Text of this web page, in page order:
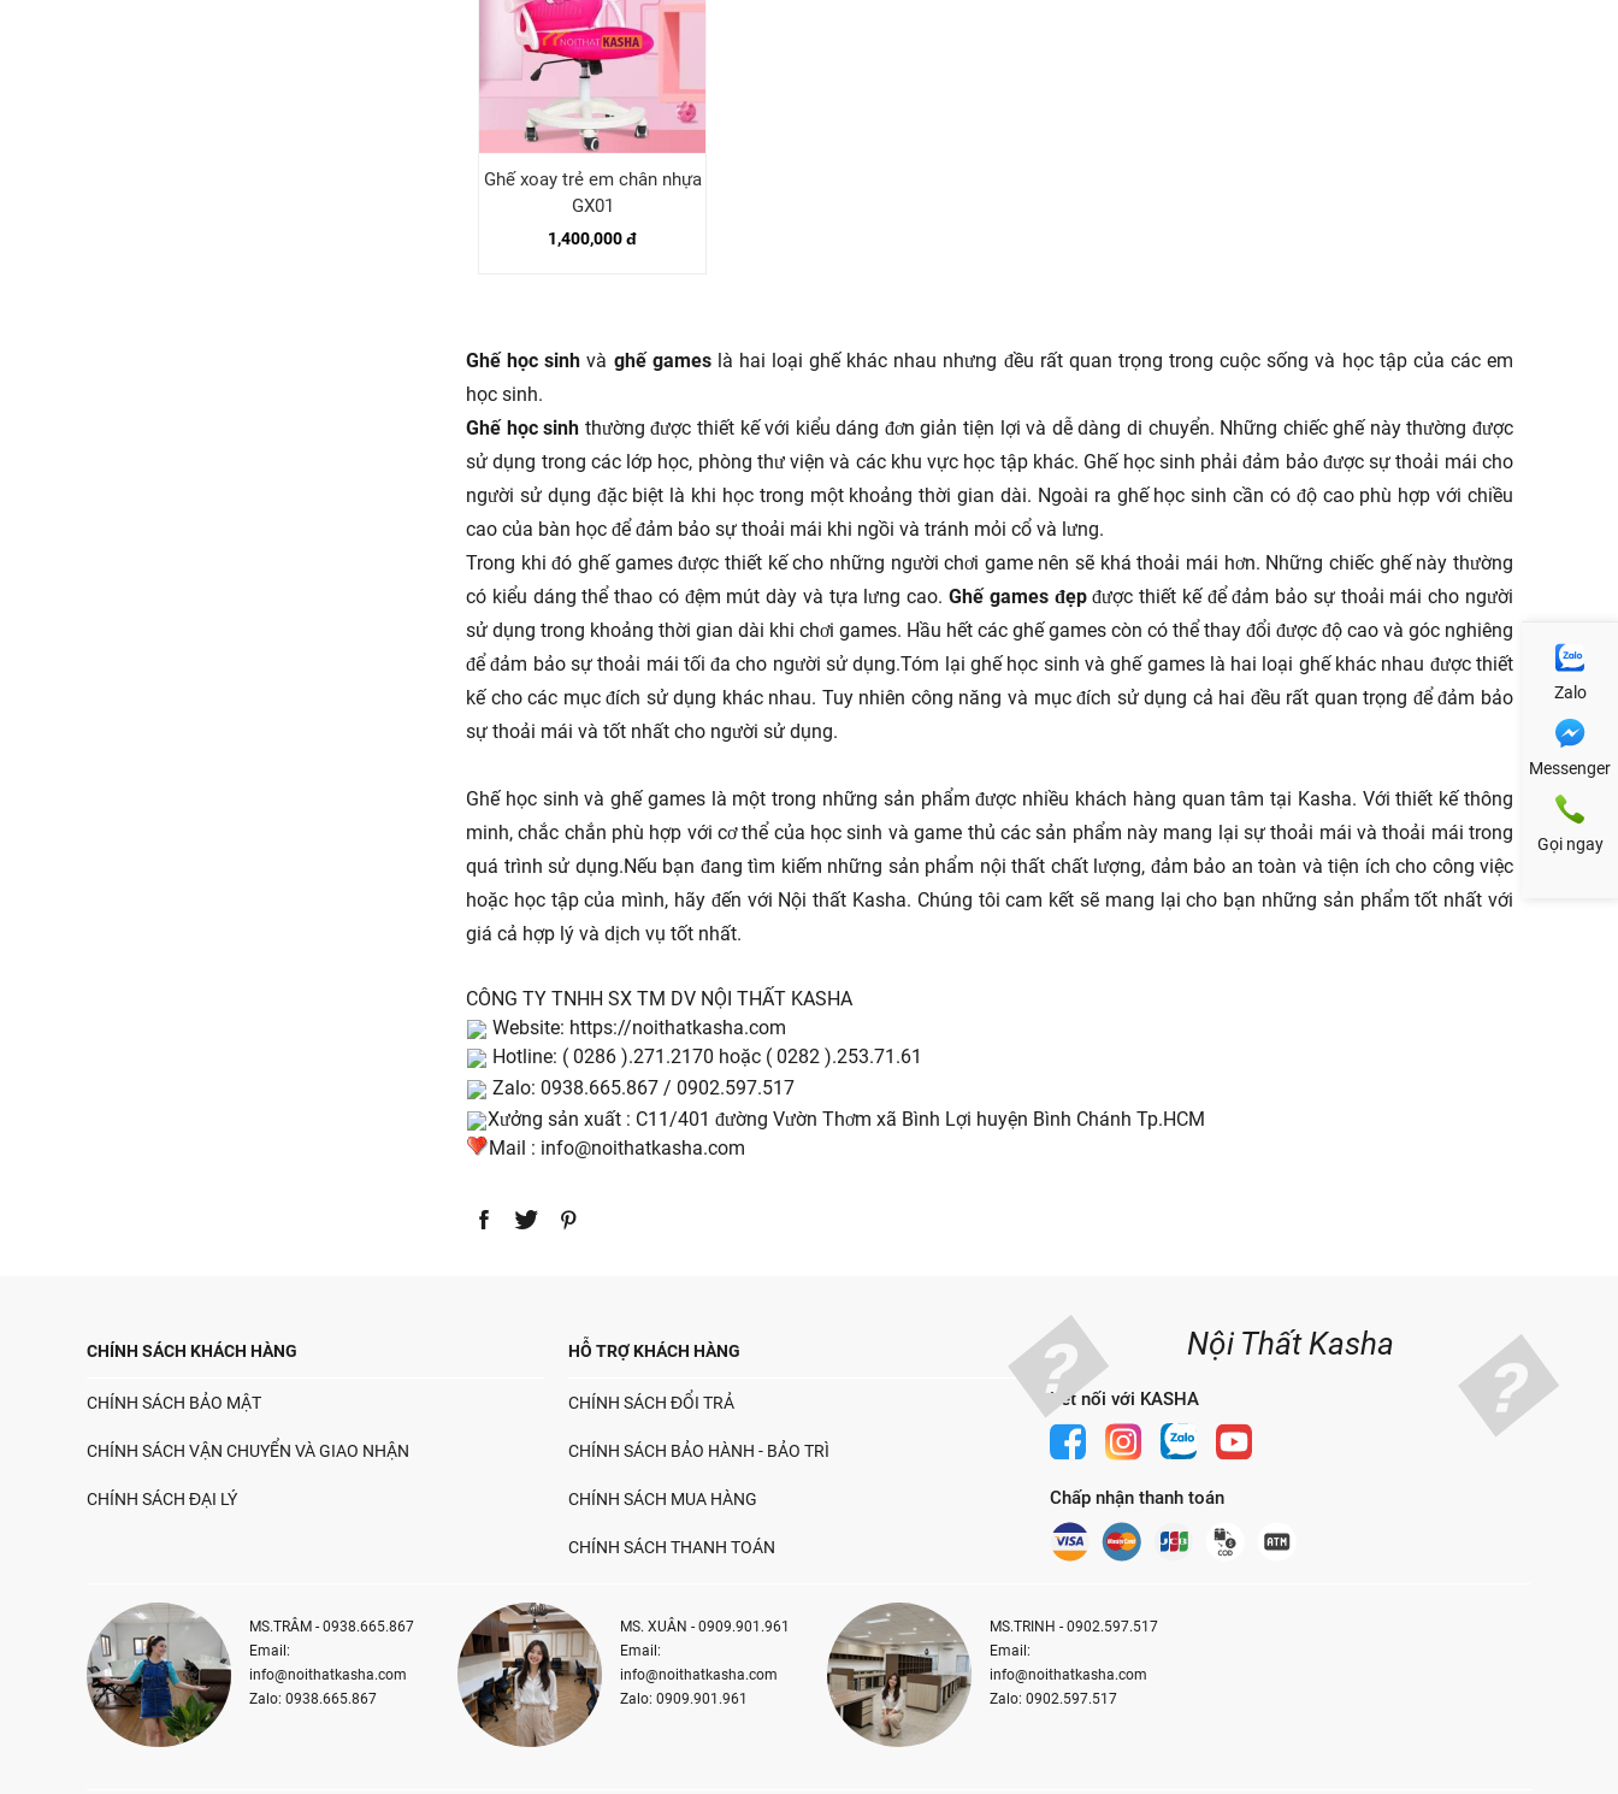
Ghế xoay trẻ em chân nhựa
GX01
1,400,000 đ
Ghế học sinh và ghế gameslà hai loại ghế khác nhau nhưng đều rất quan trọng trong cuộc sống và học tập của các em
học sinh.
Ghế học sinh thường được thiết kế với kiểu dáng đơn giản tiện lợi và dễ dàng di chuyển. Những chiếc ghế này thường được
sử dụng trong các lớp học, phòng thư viện và các khu vực học tập khác. Ghế học sinh phải đảm bảo được sự thoải mái cho
người sử dụng đặc biệt là khi học trong một khoảng thời gian dài. Ngoài ra ghế học sinh cần có độ cao phù hợp với chiều
cao của bàn học để đảm bảo sự thoải mái khi ngồi và tránh mỏi cổ và lưng.
Trong khi đó ghế games được thiết kế cho những người chơi game nên sẽ khá thoải mái hơn. Những chiếc ghế này thường
có kiểu dáng thể thao có đệm mút dày và tựa lưng cao. Ghế games đẹpđược thiết kế để đảm bảo sự thoải mái cho người
sử dụng trong khoảng thời gian dài khi chơi games. Hầu hết các ghế games còn có thể thay đổi được độ cao và góc nghiêng
để đảm bảo sự thoải mái tối đa cho người sử dụng.Tóm lại ghế học sinh và ghế games là hai loại ghế khác nhau được thiết
kế cho các mục đích sử dụng khác nhau. Tuy nhiên công năng và mục đích sử dụng cả hai đều rất quan trọng để đảm bảo
sự thoải mái và tốt nhất cho người sử dụng.
Ghế học sinh và ghế games là một trong những sản phẩm được nhiều khách hàng quan tâm tại Kasha. Với thiết kế thông
minh, chắc chắn phù hợp với cơ thể của học sinh và game thủ các sản phẩm này mang lại sự thoải mái và thoải mái trong
quá trình sử dụng.Nếu bạn đang tìm kiếm những sản phẩm nội thất chất lượng, đảm bảo an toàn và tiện ích cho công việc
hoặc học tập của mình, hãy đến với Nội thất Kasha. Chúng tôi cam kết sẽ mang lại cho bạn những sản phẩm tốt nhất với
giá cả hợp lý và dịch vụ tốt nhất.
CÔNG TY TNHH SX TM DV NỘI THẤT KASHA
Website: https://noithatkasha.com
Hotline: ( 0286 ).271.2170 hoặc ( 0282 ).253.71.61
Zalo: 0938.665.867 / 0902.597.517
Xưởng sản xuất : C11/401 đường Vườn Thơm xã Bình Lợi huyện Bình Chánh Tp.HCM
Mail : info@noithatkasha.com
CHÍNH SÁCH KHÁCH HÀNG
CHÍNH SÁCH BẢO MẬT
CHÍNH SÁCH VẬN CHUYỂN VÀ GIAO NHẬN
CHÍNH SÁCH ĐẠI LÝ
HỖ TRỢ KHÁCH HÀNG
CHÍNH SÁCH ĐỔI TRẢ
CHÍNH SÁCH BẢO HÀNH - BẢO TRÌ
CHÍNH SÁCH MUA HÀNG
CHÍNH SÁCH THANH TOÁN
Nội Thất Kasha
Kết nối với KASHA
Chấp nhận thanh toán
MS.TRÂM - 0938.665.867
Email:
info@noithatkasha.com
Zalo: 0938.665.867
MS. XUÂN - 0909.901.961
Email:
info@noithatkasha.com
Zalo: 0909.901.961
MS.TRINH - 0902.597.517
Email:
info@noithatkasha.com
Zalo: 0902.597.517
Zalo
Messenger
Gọi ngay